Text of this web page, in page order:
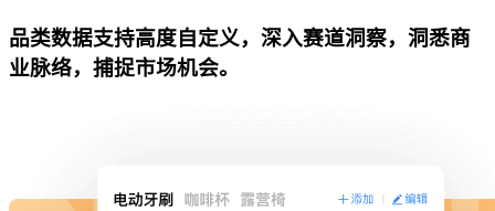
品类数据支持高度自定义，深入赛道洞察，洞悉商
业脉络，捕捉市场机会。